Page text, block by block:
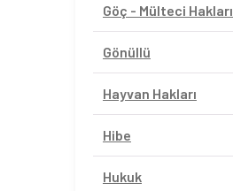
Göç - Mülteci Hakları
Gönüllü
Hayvan Hakları
Hibe
Hukuk